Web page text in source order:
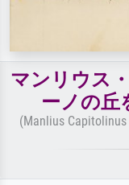
マンリウス
ーノの丘
(Manlius